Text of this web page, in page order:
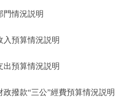
情況説明
預算情況説明
預算情況説明
款“三公”經費預算情況説明